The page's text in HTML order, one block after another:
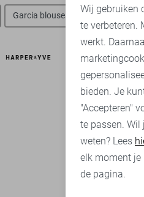
Garcia blouses Garcia jeans
Wij gebruiken
te verbeteren.
werkt.
bieden. Je
"Accepteren"
te passen. Wil
weten? Lees
elk moment
de pagina.